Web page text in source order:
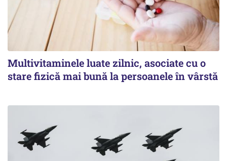
Multivitaminele luate zilnic, asociate cu o
stare fizică mai bună la persoanele în vârstă